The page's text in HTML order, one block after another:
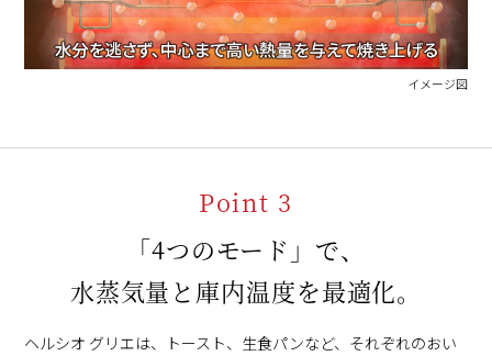
イメージ図
Point 3
「4つのモード」で、
水蒸気量と庫内温度を最適化。
ヘルシオ グリエは、トースト、生食パンなど、それぞれのおい